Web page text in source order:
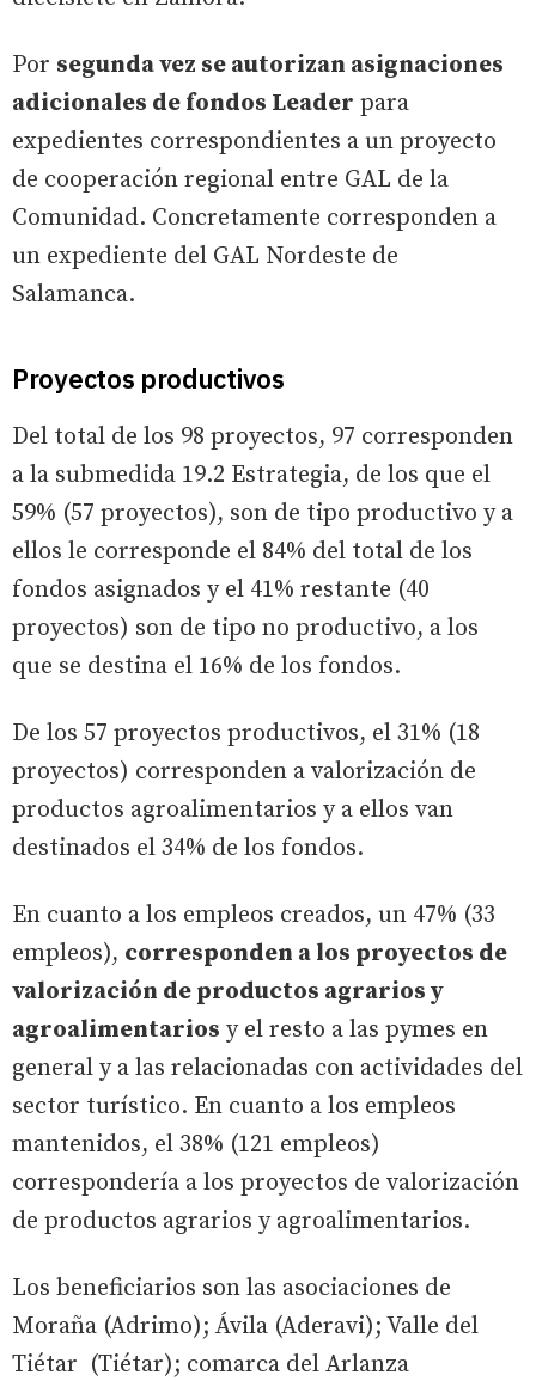
Por segunda vez se autorizan asignaciones
adicionales de fondos Leader para
expedientes correspondientes a un proyecto
de cooperación regional entre GAL de la
Comunidad. Concretamente corresponden a
un expediente del GAL Nordeste de
Salamanca.
Proyectos productivos
Del total de los 98 proyectos, 97 corresponden
a la submedida 19.2 Estrategia, de los que el
59% (57 proyectos), son de tipo productivo y a
ellos le corresponde el 84% del total de los
fondos asignados y el 41% restante (40
proyectos) son de tipo no productivo, a los
que se destina el 16% de los fondos.
De los 57 proyectos productivos, el 31% (18
proyectos) corresponden a valorización de
productos agroalimentarios y a ellos van
destinados el 34% de los fondos.
En cuanto a los empleos creados, un 47% (33
empleos), corresponden a los proyectos de
valorización de productos agrarios y
agroalimentarios y el resto a las pymes en
general y a las relacionadas con actividades del
sector turístico. En cuanto a los empleos
mantenidos, el 38% (121 empleos)
correspondería a los proyectos de valorización
de productos agrarios y agroalimentarios.
Los beneficiarios son las asociaciones de
Moraña (Adrimo); Ávila (Aderavi); Valle del
Tiétar (Tiétar); comarca del Arlanza